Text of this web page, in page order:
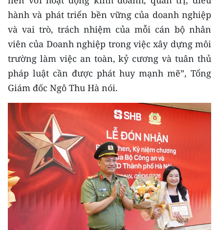
hành và phát triển bền vững của doanh nghiệp
và vai trò, trách nhiệm của mỗi cán bộ nhân
viên của Doanh nghiệp trong việc xây dựng môi
trường làm việc an toàn, kỷ cương và tuân thủ
pháp luật cần được phát huy mạnh mẽ”, Tổng
Giám đốc Ngô Thu Hà nói.